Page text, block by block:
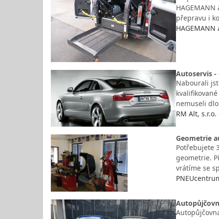
přepravu i
Autoservis -
Nabourali
nemuseli
RM Alt,
Geometrie
Potřebujete
geometrie.
vrátíme se